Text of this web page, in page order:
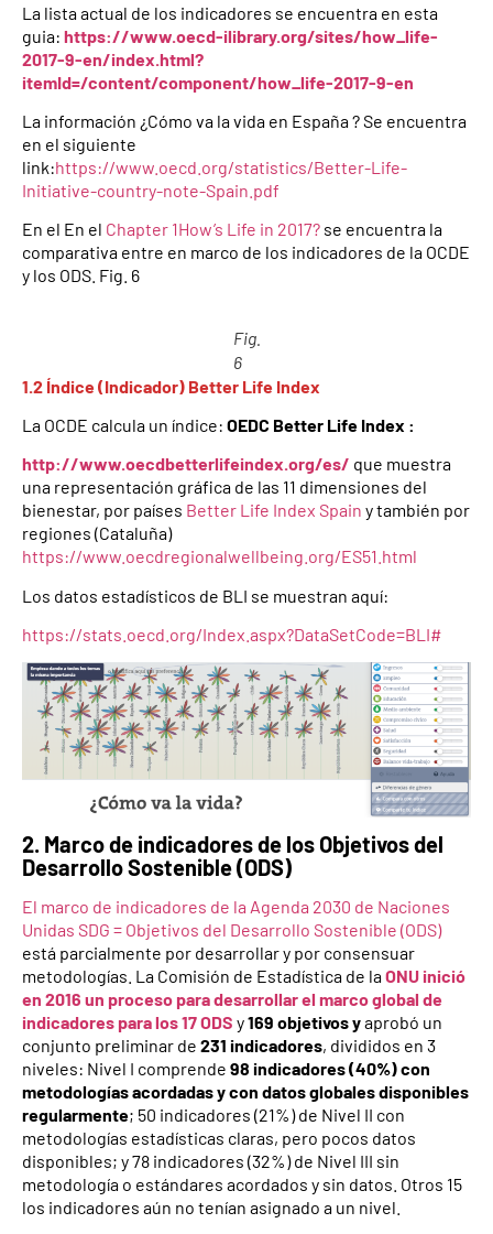
La lista actual de los indicadores se encuentra en esta
guia: https://www.oecd-ilibrary.org/sites/how_life-
2017-9-en/index.html?
itemId=/content/component/how_life-2017-9-en
La información ¿Cómo va la vida en España ? Se encuentra
en el siguiente
link:https://www.oecd.org/statistics/Better-Life-
Initiative-country-note-Spain.pdf
En el En el Chapter 1How’s Life in 2017? se encuentra la
comparativa entre en marco de los indicadores de la OCDE
y los ODS. Fig. 6
Fig.
6
1.2 Índice (Indicador) Better Life Index
La OCDE calcula un índice: OEDC Better Life Index :
http://www.oecdbetterlifeindex.org/es/ que muestra
una representación gráfica de las 11 dimensiones del
bienestar, por países Better Life Index Spain y también por
regiones (Cataluña)
https://www.oecdregionalwellbeing.org/ES51.html
Los datos estadísticos de BLI se muestran aquí:
https://stats.oecd.org/Index.aspx?DataSetCode=BLI#
2. Marco de indicadores de los Objetivos del
Desarrollo Sostenible (ODS)
El marco de indicadores de la Agenda 2030 de Naciones
Unidas SDG = Objetivos del Desarrollo Sostenible (ODS)
está parcialmente por desarrollar y por consensuar
metodologías. La Comisión de Estadística de laONU inició
en 2016 un proceso para desarrollar el marco global de
indicadores para los 17 ODS y169 objetivos yaprobó un
conjunto preliminar de 231 indicadores, divididos en 3
niveles: Nivel I comprende 98 indicadores (40%) con
metodologías acordadas y con datos globales disponibles
regularmente; 50 indicadores (21%) de Nivel II con
metodologías estadísticas claras, pero pocos datos
disponibles; y 78 indicadores (32%) de Nivel III sin
metodología o estándares acordados y sin datos. Otros 15
los indicadores aún no tenían asignado a un nivel.